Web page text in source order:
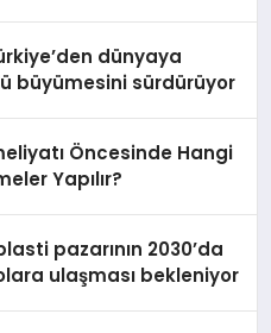
dünyaya
büyümesini sürdürüyor
Öncesinde Hangi
Yapılır?
pazarının 2030’da
ulaşması bekleniyor